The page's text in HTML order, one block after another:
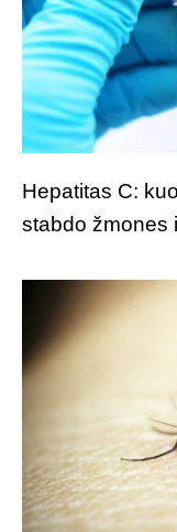
Hepatitas C:
stabdo žmones